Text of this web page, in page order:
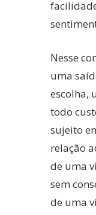
Nesse
uma
escolha,
todo
sujeito
relação
de uma
sem
de uma